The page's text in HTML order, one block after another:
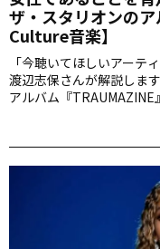
ザ・スタリオンの
Culture音楽】
「今聴いてほしいアーテ
渡辺志保さんが解説しま
アルバム『TRAUMAZINE